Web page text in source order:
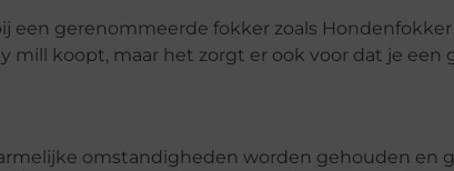
gerenommeerde fokker zoals Hondenfokker
koopt, maar het zorgt er ook voor dat je een
omstandigheden worden gehouden en